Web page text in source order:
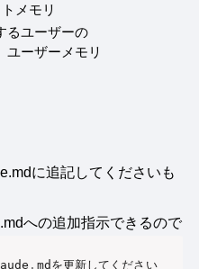
メモリ
るユーザーの
ユーザーメモリ
に追記してくださいも
への追加指示できるので
. mdを更新してください